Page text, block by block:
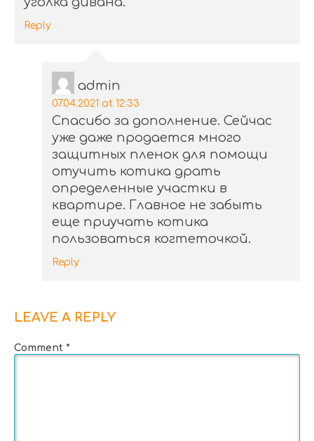
Reply
admin
07.04.2021 at 12:33
Спасибо за дополнение. Сейчас
уже даже продается много
защитных пленок для помощи
отучить котика драть
определенные участки в
квартире. Главное не забыть
еще приучать котика
пользоваться когтеточкой.
Reply
LEAVE A REPLY
Comment *